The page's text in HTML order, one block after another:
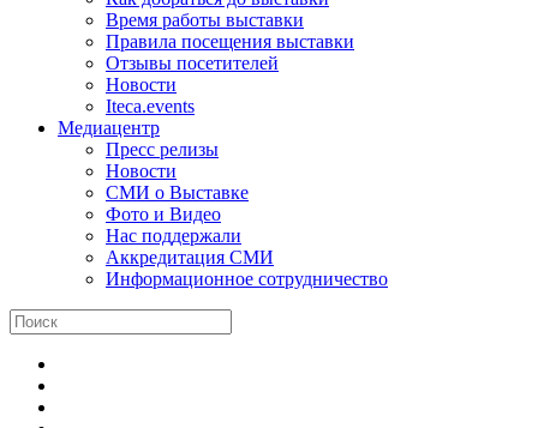
Время работы выставки
Правила посещения выставки
Отзывы посетителей
Новости
Iteca.events
Медиацентр
Пресс релизы
Новости
СМИ о Выставке
Фото и Видео
Нас поддержали
Аккредитация СМИ
Информационное сотрудничество